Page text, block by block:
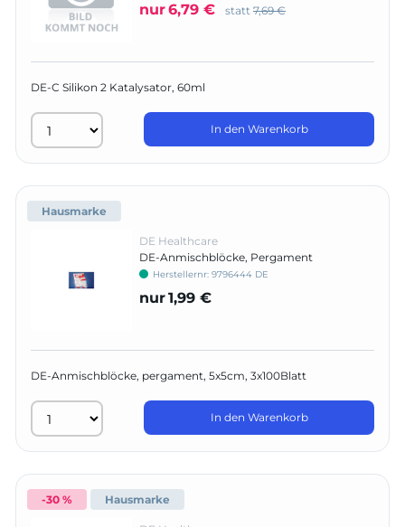
nur6,79 € statt 7,69 €
DE-C Silikon 2 Katalysator, 60ml
In den Warenkorb
Hausmarke
DE Healthcare
DE-Anmischblöcke, Pergament
Herstellernr: 9796444 DE
nur1,99 €
DE-Anmischblöcke, pergament, 5x5cm, 3x100Blatt
In den Warenkorb
-30 % Hausmarke